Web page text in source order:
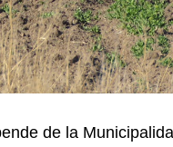
de la